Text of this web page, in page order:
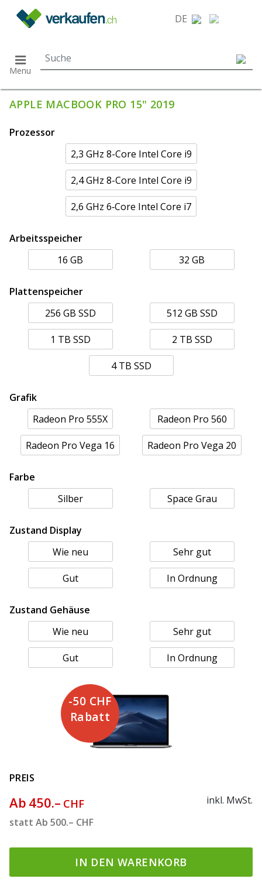
DE
Menu
APPLE MACBOOK PRO 15" 2019
Prozessor
2,3 GHz 8-Core Intel Core i9
2,4 GHz 8-Core Intel Core i9
2,6 GHz 6‑Core Intel Core i7
Arbeitsspeicher
16 GB
32 GB
Plattenspeicher
256 GB SSD
512 GB SSD
1 TB SSD 2 TB SSD
4 TB SSD
Grafik
Radeon Pro 555X
Radeon Pro 560
Radeon Pro Vega 16 Radeon Pro Vega 20
Farbe
Silber
Space Grau
Zustand Display
Wie neu
Sehr gut
Gut In Ordnung
Zustand Gehäuse
Wie neu
Sehr gut
Gut In Ordnung
-50 CHF
Rabatt
PREIS
Ab 450.– CHF
inkl. MwSt.
statt Ab 500.– CHF
IN DEN WARENKORB